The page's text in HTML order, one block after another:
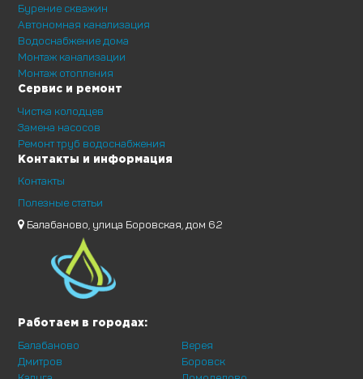
Бурение скважин
Автономная канализация
Водоснабжение дома
Монтаж канализации
Монтаж отопления
Сервис и ремонт
Чистка колодцев
Замена насосов
Ремонт труб водоснабжения
Контакты и информация
Контакты
Полезные статьи
Балабаново, улица Боровская, дом 62
Работаем в городах:
Балабаново
Дмитров
Верея
Боровск